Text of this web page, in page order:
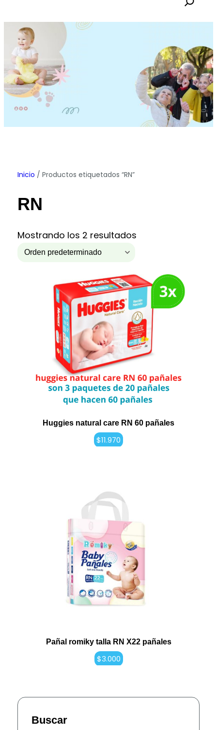
Buscar
Inicio / Productos etiquetados “RN”
RN
Mostrando los 2 resultados
Huggies natural care RN 60 pañales
$11.970
Pañal romiky talla RN X22 pañales
$3.000